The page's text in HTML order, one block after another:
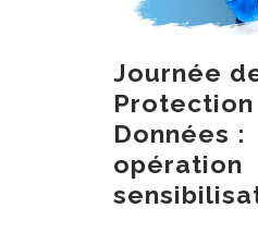
Journée
Protection
Données :
opération